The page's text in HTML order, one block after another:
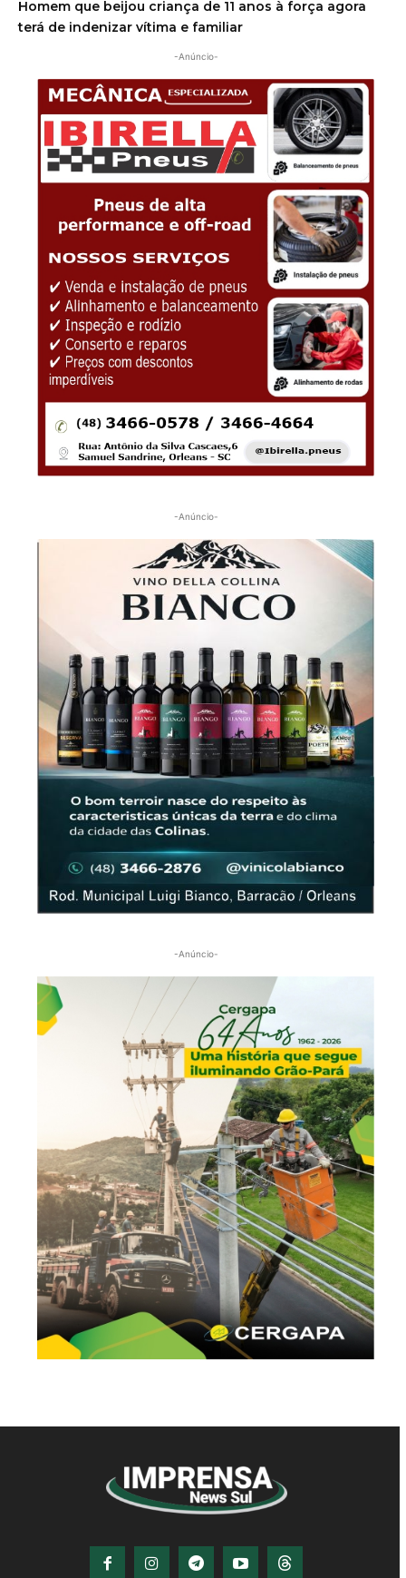
Homem que beijou criança de 11 anos à força agora
terá de indenizar vítima e familiar
-Anúncio-
-Anúncio-
-Anúncio-